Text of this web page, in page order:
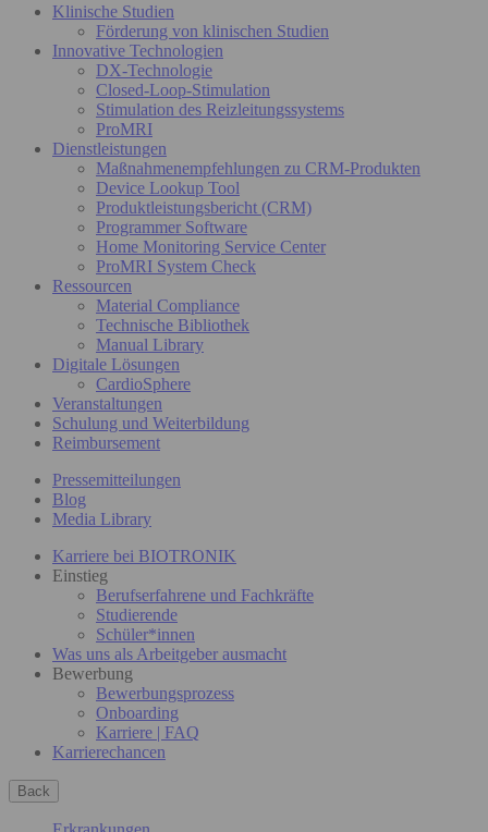
Klinische Studien
Förderung von klinischen Studien
Innovative Technologien
DX-Technologie
Closed-Loop-Stimulation
Stimulation des Reizleitungssystems
ProMRI
Dienstleistungen
Maßnahmenempfehlungen zu CRM-Produkten
Device Lookup Tool
Produktleistungsbericht (CRM)
Programmer Software
Home Monitoring Service Center
ProMRI System Check
Ressourcen
Material Compliance
Technische Bibliothek
Manual Library
Digitale Lösungen
CardioSphere
Veranstaltungen
Schulung und Weiterbildung
Reimbursement
Pressemitteilungen
Blog
Media Library
Karriere bei BIOTRONIK
Einstieg
Berufserfahrene und Fachkräfte
Studierende
Schüler*innen
Was uns als Arbeitgeber ausmacht
Bewerbung
Bewerbungsprozess
Onboarding
Karriere | FAQ
Karrierechancen
Back